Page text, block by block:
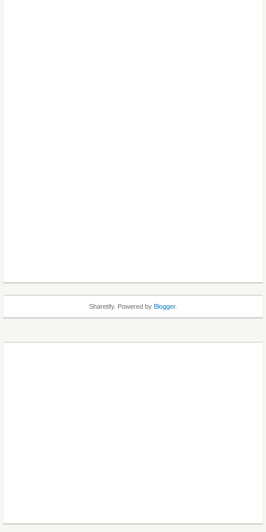
Sharetify. Powered by Blogger.